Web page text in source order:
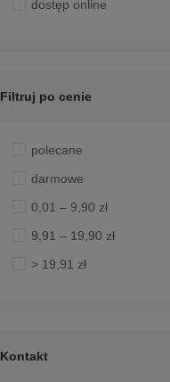
dostęp online
Filtruj po cenie
polecane
darmowe
0,01 – 9,90 zł
9,91 – 19,90 zł
> 19,91 zł
Kontakt